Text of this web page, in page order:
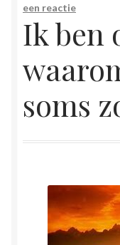
Anders leven in een
Magische
een reactie
Ik ben
soms